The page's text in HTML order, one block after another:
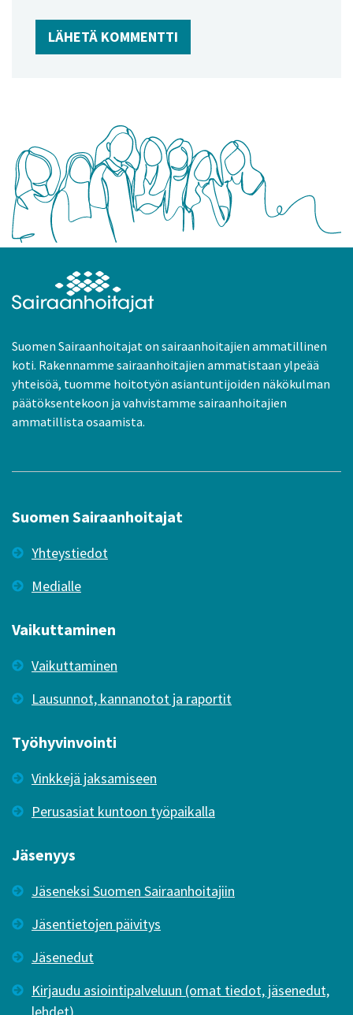
Suomen Sairaanhoitajat on sairaanhoitajien ammatillinen
koti. Rakennamme sairaanhoitajien ammatistaan ylpeää
yhteisöä, tuomme hoitotyön asiantuntijoiden näkökulman
päätöksentekoon ja vahvistamme sairaanhoitajien
ammatillista osaamista.
Suomen Sairaanhoitajat
Yhteystiedot
Medialle
Vaikuttaminen
Vaikuttaminen
Lausunnot, kannanotot ja raportit
Työhyvinvointi
Vinkkejä jaksamiseen
Perusasiat kuntoon työpaikalla
Jäsenyys
Jäseneksi Suomen Sairaanhoitajiin
Jäsentietojen päivitys
Jäsenedut
Kirjaudu asiointipalveluun (omat tiedot, jäsenedut,